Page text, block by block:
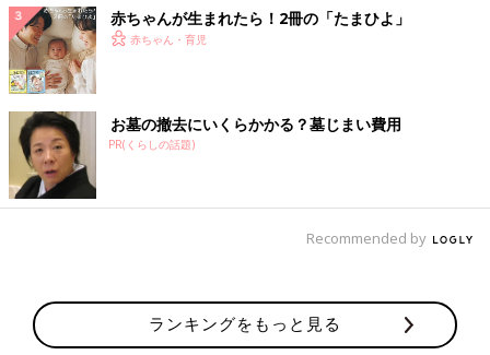
赤ちゃんが生まれたら！2冊の「たまひよ」
赤ちゃん・育児
お墓の撤去にいくらかかる？墓じまい費用
PR(くらしの話題)
Recommended by
ランキングをもっと見る